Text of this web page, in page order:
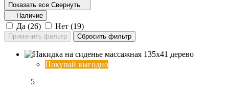
Показать все Свернуть
Наличие
Да (26) Нет (19)
Покупай выгодно
5